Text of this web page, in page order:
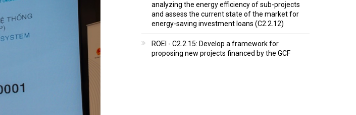
analyzing the energy efficiency of sub-projects
and assess the current state of the market for
energy-saving investment loans (C2.2.12)
ROEI - C2.2.15: Develop a framework for
proposing new projects financed by the GCF